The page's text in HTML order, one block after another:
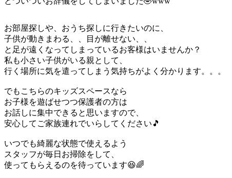
お部屋探しや、おうち探しに行きたいのに、
子供が動きまわる、、目が離せない、、
と足が遠くなってしまっているお客様はいませんか？
私も小さい子供がいる親として、
行く場所に気を遣ってしまう気持ちがよく分かります。。。
でもこちらのキッズスペースなら
お子様を遊ばせつつ保護者の方は
お話しに集中できると思いますので、
安心してご家族連れでいらしてください🎵
いつでも綺麗な状態で使えるよう
スタッフが毎日お掃除をして、
使ってもらえるのを待っています😆🌈